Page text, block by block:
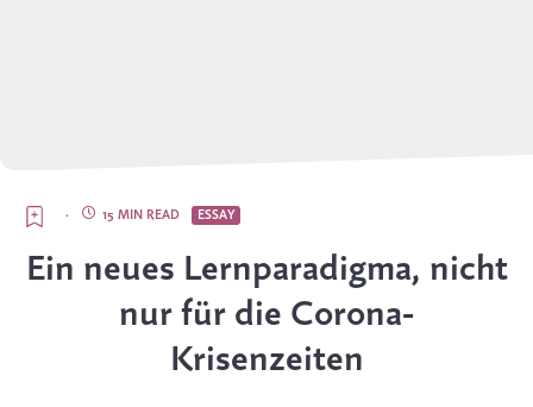
ESSAY
15 MIN READ
·
Ein neues Lernparadigma, nicht
nur für die Corona-
Krisenzeiten